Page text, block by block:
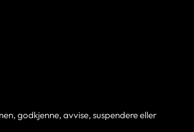
godkjenne, avvise, suspendere eller